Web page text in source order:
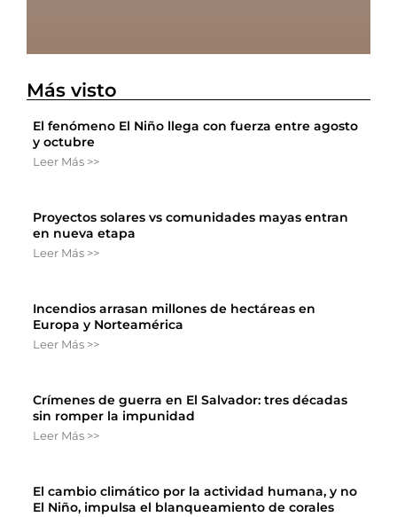
Más visto
El fenómeno El Niño llega con fuerza entre agosto
y octubre
Leer Más >>
Proyectos solares vs comunidades mayas entran
en nueva etapa
Leer Más >>
Incendios arrasan millones de hectáreas en
Europa y Norteamérica
Leer Más >>
Crímenes de guerra en El Salvador: tres décadas
sin romper la impunidad
Leer Más >>
El cambio climático por la actividad humana, y no
El Niño, impulsa el blanqueamiento de corales